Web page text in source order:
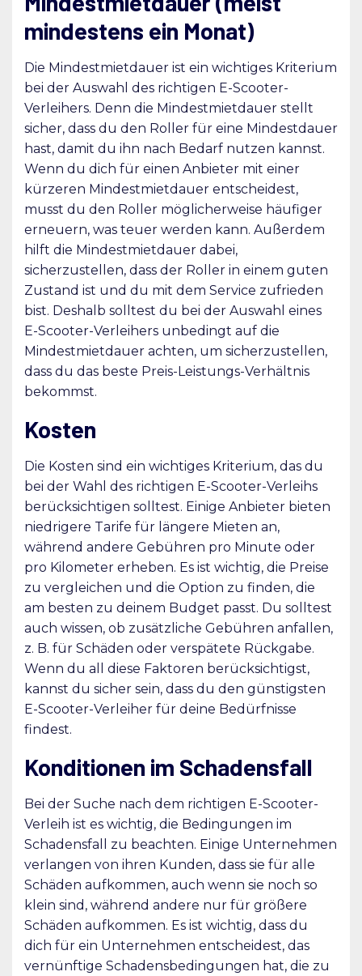
mindestens ein Monat)
Die Mindestmietdauer ist ein wichtiges Kriterium
bei der Auswahl des richtigen E-Scooter-
Verleihers. Denn die Mindestmietdauer stellt
sicher, dass du den Roller für eine Mindestdauer
hast, damit du ihn nach Bedarf nutzen kannst.
Wenn du dich für einen Anbieter mit einer
kürzeren Mindestmietdauer entscheidest,
musst du den Roller möglicherweise häufiger
erneuern, was teuer werden kann. Außerdem
hilft die Mindestmietdauer dabei,
sicherzustellen, dass der Roller in einem guten
Zustand ist und du mit dem Service zufrieden
bist. Deshalb solltest du bei der Auswahl eines
E-Scooter-Verleihers unbedingt auf die
Mindestmietdauer achten, um sicherzustellen,
dass du das beste Preis-Leistungs-Verhältnis
bekommst.
Kosten
Die Kosten sind ein wichtiges Kriterium, das du
bei der Wahl des richtigen E-Scooter-Verleihs
berücksichtigen solltest. Einige Anbieter bieten
niedrigere Tarife für längere Mieten an,
während andere Gebühren pro Minute oder
pro Kilometer erheben. Es ist wichtig, die Preise
zu vergleichen und die Option zu finden, die
am besten zu deinem Budget passt. Du solltest
auch wissen, ob zusätzliche Gebühren anfallen,
z. B. für Schäden oder verspätete Rückgabe.
Wenn du all diese Faktoren berücksichtigst,
kannst du sicher sein, dass du den günstigsten
E-Scooter-Verleiher für deine Bedürfnisse
findest.
Konditionen im Schadensfall
Bei der Suche nach dem richtigen E-Scooter-
Verleih ist es wichtig, die Bedingungen im
Schadensfall zu beachten. Einige Unternehmen
verlangen von ihren Kunden, dass sie für alle
Schäden aufkommen, auch wenn sie noch so
klein sind, während andere nur für größere
Schäden aufkommen. Es ist wichtig, dass du
dich für ein Unternehmen entscheidest, das
vernünftige Schadensbedingungen hat, die zu